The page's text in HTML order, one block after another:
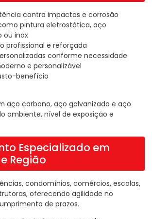
contra impactos e corrosão
pintura eletrostática, aço
ou inox
profissional e reforçada
conforme necessidade
e personalizável
benefício
aço carbono, aço galvanizado e aço
ambiente, nível de exposição e
Especializado em
Região
condomínios, comércios, escolas,
oferecendo agilidade no
de prazos.